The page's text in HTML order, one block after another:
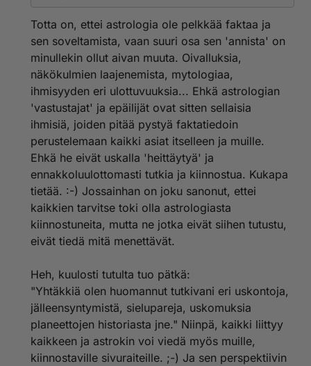
Mihin se oikeasti perustuu? Sitä tarkoitin ajatuksella,
että astrologia kahmaisee mukaansa ja ikään kuin
pakottaa tarkastelemaan asioita lopulta hyvin laajasta
perspektiivistä. Ainakin minulle on muodostunut hyvin
selkeä kuva astrologian toimivuudesta; osa
henkisyyttä, osa tiedettä, osa karmaa ja osa ennalta
suunniteltua sattumaa...
Näin se homma etenee...
Totta on, ettei astrologia ole pelkkää faktaa ja
sen soveltamista, vaan suuri osa sen 'annista' on
minullekin ollut aivan muuta. Oivalluksia,
näkökulmien laajenemista, mytologiaa,
ihmisyyden eri ulottuvuuksia... Ehkä astrologian
'vastustajat' ja epäilijät ovat sitten sellaisia
ihmisiä, joiden pitää pystyä faktatiedoin
perustelemaan kaikki asiat itselleen ja muille.
Ehkä he eivät uskalla 'heittäytyä' ja
ennakkoluulottomasti tutkia ja kiinnostua. Kukapa
tietää. :-) Jossainhan on joku sanonut, ettei
kaikkien tarvitse toki olla astrologiasta
kiinnostuneita, mutta ne jotka eivät siihen tutustu,
eivät tiedä mitä menettävät.
Heh, kuulosti tutulta tuo pätkä:
"Yhtäkkiä olen huomannut tutkivani eri uskontoja,
jälleensyntymistä, sielupareja, uskomuksia
planeettojen historiasta jne." Niinpä, kaikki liittyy
kaikkeen ja astrokin voi viedä myös muille,
kiinnostaville sivuraiteille. ;-) Ja sen perspektiivin